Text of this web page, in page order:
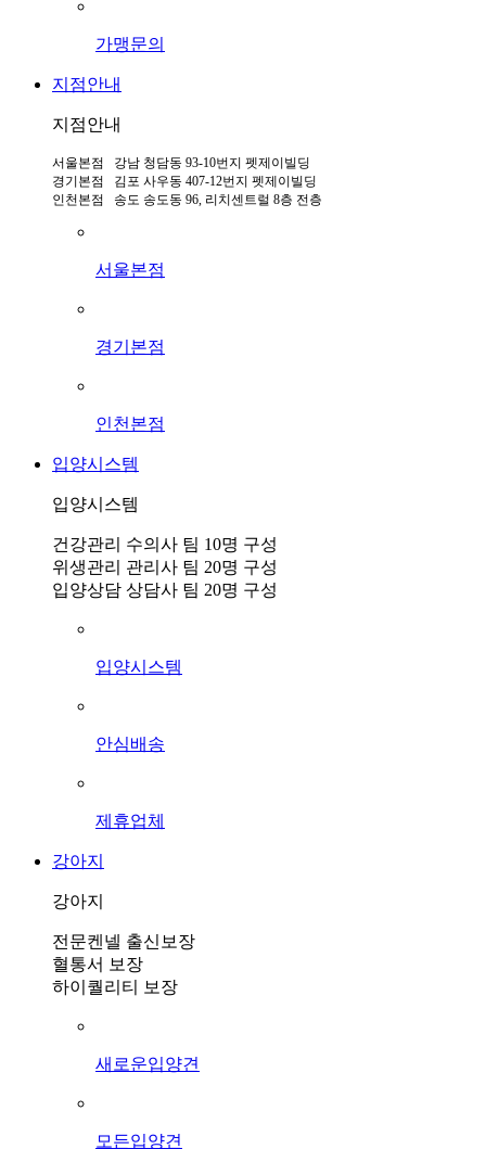
가맹문의
지점안내
지점안내
서울본점 강남 청담동 93-10번지 펫제이빌딩
경기본점 김포 사우동 407-12번지 펫제이빌딩
인천본점 송도 송도동 96, 리치센트럴 8층 전층
서울본점
경기본점
인천본점
입양시스템
입양시스템
건강관리 수의사 팀 10명 구성
위생관리 관리사 팀 20명 구성
입양상담 상담사 팀 20명 구성
입양시스템
안심배송
제휴업체
강아지
강아지
전문켄넬 출신보장
혈통서 보장
하이퀄리티 보장
새로운입양견
모든입양견